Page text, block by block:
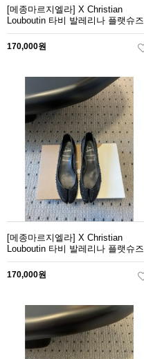
[메종마르지엘라] X Christian
Louboutin 타비 발레리나 플랫슈즈
170,000원
[메종마르지엘라] X Christian
Louboutin 타비 발레리나 플랫슈즈
170,000원